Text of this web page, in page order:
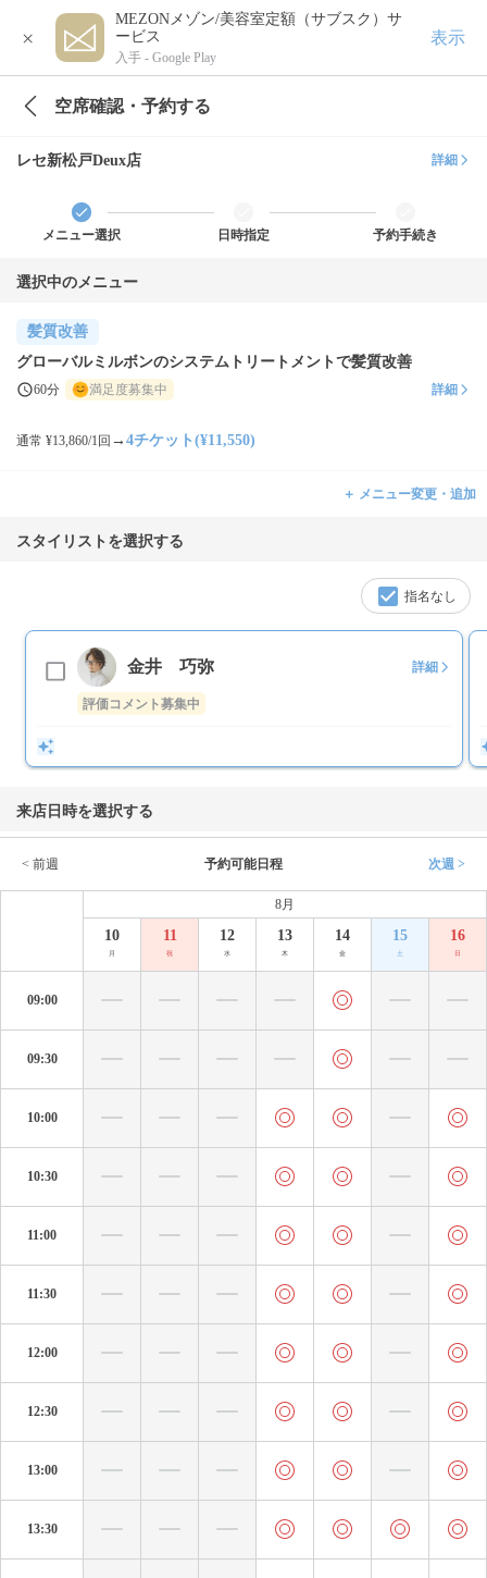
×
MEZONメゾン/美容室定額（サブスク）サ
ービス
入手 - Google Play
表示
空席確認・予約する
レセ新松戸Deux店 詳細
メニュー選択 日時指定 予約手続き
選択中のメニュー
髪質改善
グローバルミルボンのシステムトリートメントで髪質改善
60分 満足度募集中 詳細
通常 ¥13,860/1回 → 4チケット(¥11,550)
＋ メニュー変更・追加
スタイリストを選択する
指名なし
金井 巧弥 詳細
評価コメント募集中
来店日時を選択する
< 前週 予約可能日程 次週 >
8月
10
月
11
祝
12
水
13
木
14
金
15
土
16
日
09:00
09:30
10:00
10:30
11:00
11:30
12:00
12:30
13:00
13:30